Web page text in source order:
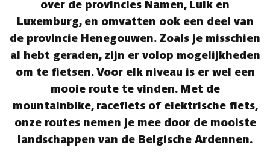
over de provincies Namen, Luik en
Luxemburg, en omvatten ook een deel van
de provincie Henegouwen. Zoals je misschien
al hebt geraden, zijn er volop mogelijkheden
om te fietsen. Voor elk niveau is er wel een
mooie route te vinden. Met de
mountainbike, racefiets of elektrische fiets,
onze routes nemen je mee door de mooiste
landschappen van de Belgische Ardennen.